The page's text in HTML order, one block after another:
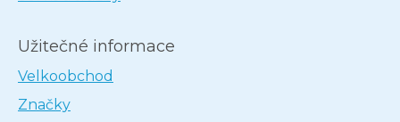
Užitečné informace
Velkoobchod
Značky